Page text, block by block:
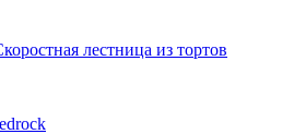
лестница из тортов